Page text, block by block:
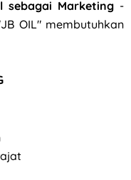
sebagai Marketing -
OIL" membutuhkan